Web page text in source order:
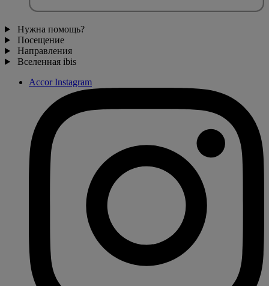
Нужна помощь?
Посещение
Направления
Вселенная ibis
Accor Instagram